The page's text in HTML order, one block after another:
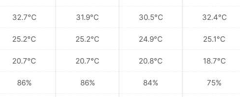
32.7°C
25.2°C
20.7°C
86%
31.9°C
25.2°C
20.7°C
86%
30.5°C
24.9°C
20.8°C
84%
32.4°C
25.1°C
18.7°C
75%